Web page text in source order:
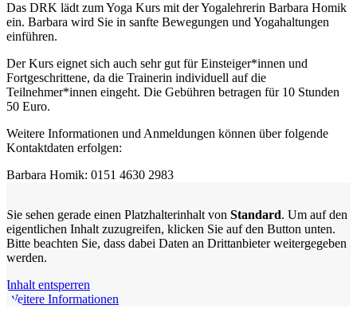
Das DRK lädt zum Yoga Kurs mit der Yogalehrerin Barbara Homik
ein. Barbara wird Sie in sanfte Bewegungen und Yogahaltungen
einführen.
Der Kurs eignet sich auch sehr gut für Einsteiger*innen und
Fortgeschrittene, da die Trainerin individuell auf die
Teilnehmer*innen eingeht. Die Gebühren betragen für 10 Stunden
50 Euro.
Weitere Informationen und Anmeldungen können über folgende
Kontaktdaten erfolgen:
Barbara Homik: 0151 4630 2983
Sie sehen gerade einen Platzhalterinhalt von Standard. Um auf den
eigentlichen Inhalt zuzugreifen, klicken Sie auf den Button unten.
Bitte beachten Sie, dass dabei Daten an Drittanbieter weitergegeben
werden.
Inhalt entsperren
Weitere Informationen